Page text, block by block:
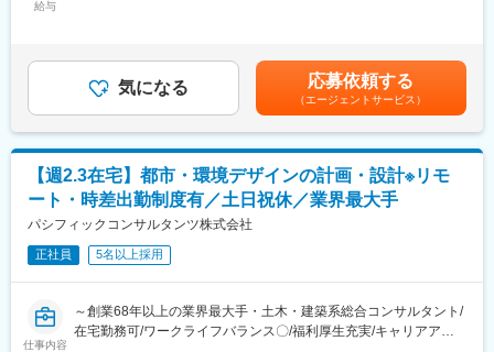
・2024年4月の改正労働基準法の残業時間上限規制適用、少子高
齢化に伴う建設産業の担い手不足
・完成工事高3,000億円を施工できる体制を整備
・リニューアル分野での応札・設計・施工体制の強化による優位
性維持
・グリーンエネルギー本部との連携によるEPC参入機会の拡大
・BPRによる業務プロセス変革、IoT・AI・ロボティクスを活用し
た生産システムや省力化工法による生産性向上
変更の範囲：会社の定める業務
・道路整備・設計業務
└ 道路整備計画、道路設計、自転車道・歩行者空間などの計画・
設計
・交通対策業務
└ 渋滞対策、交通事故対策の立案・評価
・道路維持管理・監理業務
└ 道路維持管理計画の策定、道路事業の監理、工事施工監理
■働く環境：
（1）長期的に働き続けられる環境
（2）在宅勤務可（週に2～3回程度）
在宅勤務、サテライトオフィスの他に、移動時間の有効活用を目
給与
金額であり、選考を通じて上下する可能性があります。月給(月額)
は固定手当を含めた表記です。
気になる 応募依頼する
（エージェントサービス）
【週2.3在宅】都市・環境デザインの計画・設計※リモ
ート・時差出勤制度有／土日祝休／業界最大手
パシフィックコンサルタンツ株式会社
正社員 5名以上採用
仕事内容
～創業68年以上の業界最大手・土木・建築系総合コンサルタント/
在宅勤務可/ワークライフバランス〇/福利厚生充実/キャリアアッ